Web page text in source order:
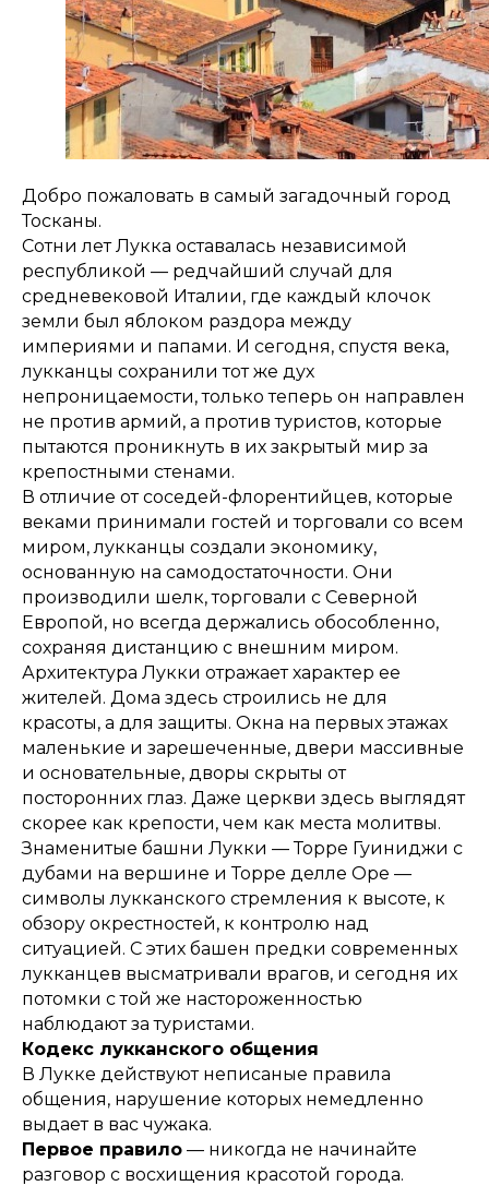
Добро пожаловать в самый загадочный город
Тосканы.
Сотни лет Лукка оставалась независимой
республикой — редчайший случай для
средневековой Италии, где каждый клочок
земли был яблоком раздора между
империями и папами. И сегодня, спустя века,
лукканцы сохранили тот же дух
непроницаемости, только теперь он направлен
не против армий, а против туристов, которые
пытаются проникнуть в их закрытый мир за
крепостными стенами.
В отличие от соседей-флорентийцев, которые
веками принимали гостей и торговали со всем
миром, лукканцы создали экономику,
основанную на самодостаточности. Они
производили шелк, торговали с Северной
Европой, но всегда держались обособленно,
сохраняя дистанцию с внешним миром.
Архитектура Лукки отражает характер ее
жителей. Дома здесь строились не для
красоты, а для защиты. Окна на первых этажах
маленькие и зарешеченные, двери массивные
и основательные, дворы скрыты от
посторонних глаз. Даже церкви здесь выглядят
скорее как крепости, чем как места молитвы.
Знаменитые башни Лукки — Торре Гуиниджи с
дубами на вершине и Торре делле Оре —
символы лукканского стремления к высоте, к
обзору окрестностей, к контролю над
ситуацией. С этих башен предки современных
лукканцев высматривали врагов, и сегодня их
потомки с той же настороженностью
наблюдают за туристами.
Кодекс лукканского общения
В Лукке действуют неписаные правила
общения, нарушение которых немедленно
выдает в вас чужака.
Первое правило — никогда не начинайте
разговор с восхищения красотой города.